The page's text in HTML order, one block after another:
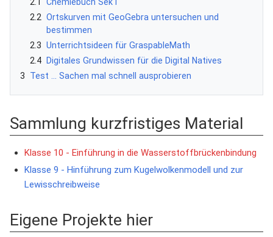
2.2 Ortskurven mit GeoGebra untersuchen und
bestimmen
2.3 Unterrichtsideen für GraspableMath
2.4
Digitales Grundwissen für die Digital Natives
3
Test ... Sachen mal schnell ausprobieren
Sammlung kurzfristiges Material
Klasse 10 - Einführung in die Wasserstoffbrückenbindung
Klasse 9 - Hinführung zum Kugelwolkenmodell und zur
Lewisschreibweise
Eigene Projekte hier